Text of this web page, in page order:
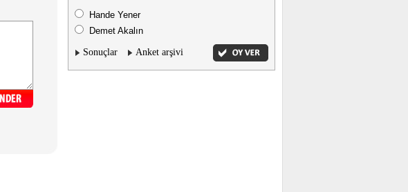
Hande Yener
Demet Akalın
Sonuçlar Anket arşivi